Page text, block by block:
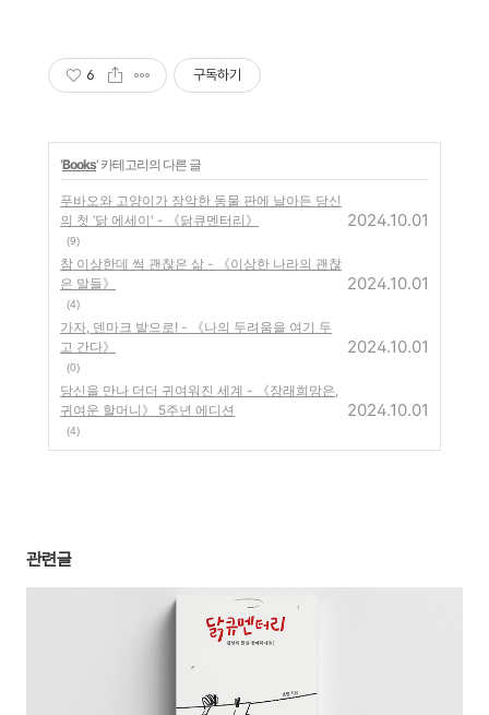
6 구독하기
'Books' 카테고리의 다른 글
푸바오와 고양이가 장악한 동물 판에 날아든 당신
의 첫 ‘닭 에세이' - 《닭큐멘터리》
(9)
2024.10.01
참 이상한데 썩 괜찮은 삶 - 《이상한 나라의 괜찮
은 말들》
(4)
2024.10.01
가자, 덴마크 밭으로! - 《나의 두려움을 여기 두
고 간다》
(0)
2024.10.01
당신을 만나 더더 귀여워진 세계 - 《장래희망은,
귀여운 할머니》 5주년 에디션
(4)
2024.10.01
관련글